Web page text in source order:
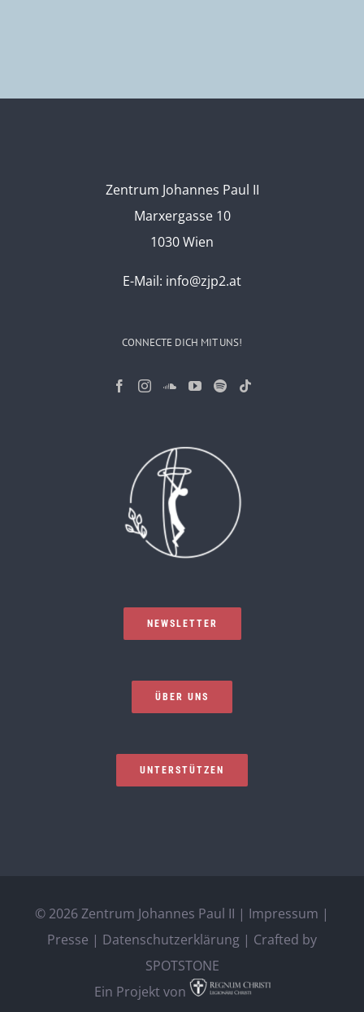
Zentrum Johannes Paul II
Marxergasse 10
1030 Wien
E-Mail: info@zjp2.at
CONNECTE DICH MIT UNS!
NEWSLETTER
ÜBER UNS
UNTERSTÜTZEN
© 2026 Zentrum Johannes Paul II | Impressum |
Presse | Datenschutzerklärung | Crafted by
SPOTSTONE
Ein Projekt von